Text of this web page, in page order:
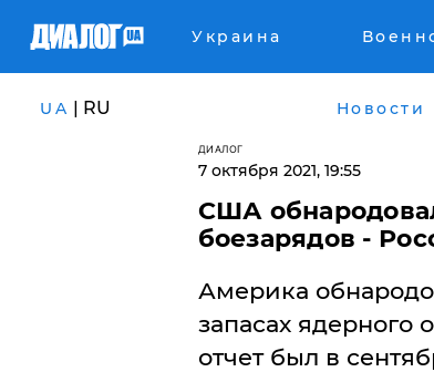
Украина
UA | RU Новости
ДИАЛОГ
7 октября 2021, 19:55
США
боезарядов -
​Америка
запасах
отчет был в